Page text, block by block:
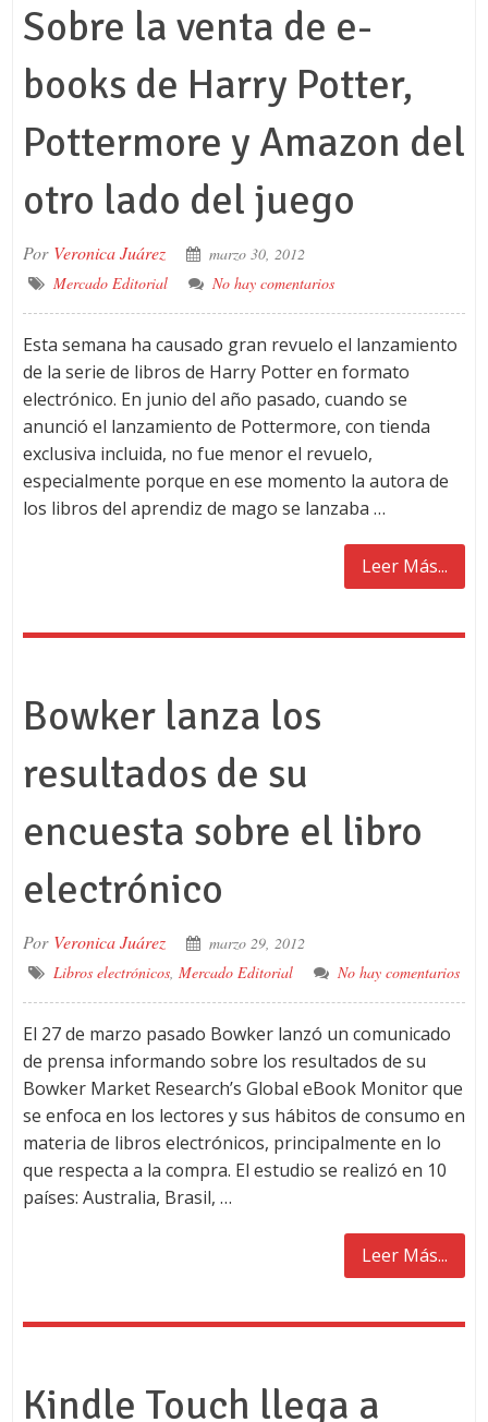
Sobre la venta de e-
books de Harry Potter,
Pottermore y Amazon del
otro lado del juego
Por Veronica Juárez
marzo 30, 2012
Mercado Editorial
No hay comentarios
Esta semana ha causado gran revuelo el lanzamiento
de la serie de libros de Harry Potter en formato
electrónico. En junio del año pasado, cuando se
anunció el lanzamiento de Pottermore, con tienda
exclusiva incluida, no fue menor el revuelo,
especialmente porque en ese momento la autora de
los libros del aprendiz de mago se lanzaba …
Leer Más...
Bowker lanza los
resultados de su
encuesta sobre el libro
electrónico
Por Veronica Juárez
marzo 29, 2012
Libros electrónicos, Mercado Editorial No hay comentarios
El 27 de marzo pasado Bowker lanzó un comunicado
de prensa informando sobre los resultados de su
Bowker Market Research’s Global eBook Monitor que
se enfoca en los lectores y sus hábitos de consumo en
materia de libros electrónicos, principalmente en lo
que respecta a la compra. El estudio se realizó en 10
países: Australia, Brasil, …
Leer Más...
Kindle Touch llega a